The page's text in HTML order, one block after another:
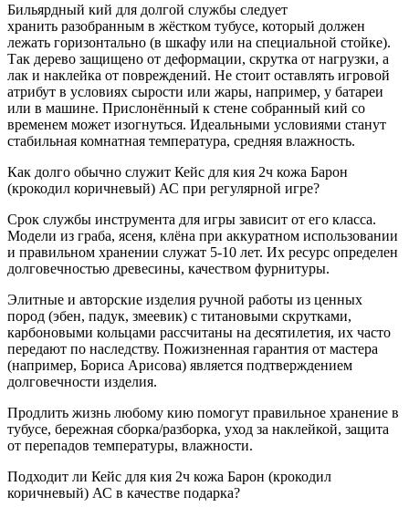
Бильярдный кий для долгой службы следует
хранить разобранным в жёстком тубусе, который должен
лежать горизонтально (в шкафу или на специальной стойке).
Так дерево защищено от деформации, скрутка от нагрузки, а
лак и наклейка от повреждений. Не стоит оставлять игровой
атрибут в условиях сырости или жары, например, у батареи
или в машине. Прислонённый к стене собранный кий со
временем может изогнуться. Идеальными условиями станут
стабильная комнатная температура, средняя влажность.
Как долго обычно служит Кейс для кия 2ч кожа Барон
(крокодил коричневый) АС при регулярной игре?
Срок службы инструмента для игры зависит от его класса.
Модели из граба, ясеня, клёна при аккуратном использовании
и правильном хранении служат 5-10 лет. Их ресурс определен
долговечностью древесины, качеством фурнитуры.
Элитные и авторские изделия ручной работы из ценных
пород (эбен, падук, змеевик) с титановыми скрутками,
карбоновыми кольцами рассчитаны на десятилетия, их часто
передают по наследству. Пожизненная гарантия от мастера
(например, Бориса Арисова) является подтверждением
долговечности изделия.
Продлить жизнь любому кию помогут правильное хранение в
тубусе, бережная сборка/разборка, уход за наклейкой, защита
от перепадов температуры, влажности.
Подходит ли Кейс для кия 2ч кожа Барон (крокодил
коричневый) АС в качестве подарка?